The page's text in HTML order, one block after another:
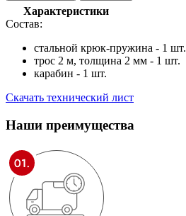
Характеристики
Состав:
стальной крюк-пружина - 1 шт.
трос 2 м, толщина 2 мм - 1 шт.
карабин - 1 шт.
Скачать технический лист
Наши преимущества